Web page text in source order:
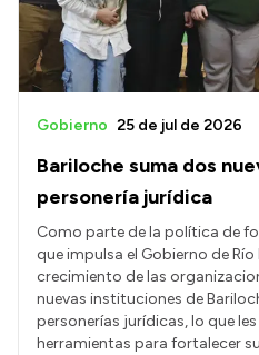
Bariloche suma dos
personería jurídica
Gobierno 25 de jul de 2026
Como parte de la política de
que impulsa el Gobierno de
crecimiento de las
nuevas instituciones de
personerías jurídicas, lo que
herramientas para fortalecer